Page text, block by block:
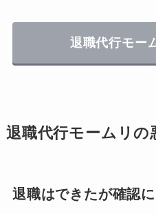
退職代行モー
退職代行モームリの
退職はできたが確認